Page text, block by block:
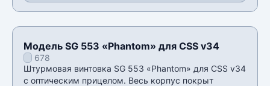
Модель SG 553 «Phantom» для CSS v34
678
Штурмовая винтовка SG 553 «Phantom» для CSS v34
с оптическим прицелом. Весь корпус покрыт